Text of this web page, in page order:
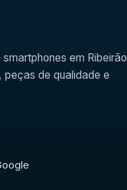
em Ribeirão
peças de qualidade e